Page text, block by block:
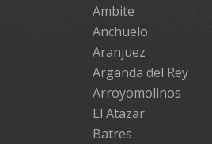
Ambite
Anchuelo
Aranjuez
Arganda del Rey
Arroyomolinos
El Atazar
Batres